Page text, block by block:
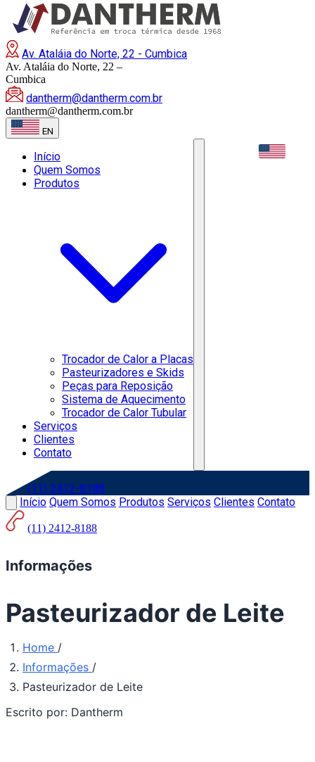
Av. Ataláia do Norte, 22 - Cumbica
Av. Ataláia do Norte, 22 –
Cumbica
dantherm@dantherm.com.br
dantherm@dantherm.com.br
EN
Início
Quem Somos
Produtos
Trocador de Calor a Placas
Pasteurizadores e Skids
Peças para Reposição
Sistema de Aquecimento
Trocador de Calor Tubular
Serviços
Clientes
Contato
(11) 2412-8188
Início Quem Somos Produtos Serviços Clientes Contato
(11) 2412-8188
Informações
Pasteurizador de Leite
Home /
Informações /
Pasteurizador de Leite
Escrito por: Dantherm